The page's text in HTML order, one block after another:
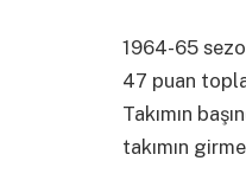
1964-65
47 puan
Takımın
takımın